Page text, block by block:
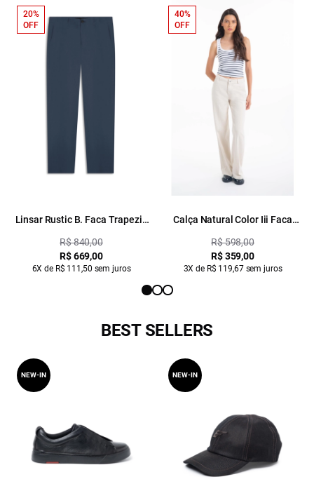
Linsar Rustic B. Faca Trapezio
R$ 840,00
R$ 669,00
6X de R$ 111,50 sem juros
20%
OFF
Calça Natural Color Iii Faca
R$ 598,00
R$ 359,00
3X de R$ 119,67 sem juros
40%
OFF
BEST SELLERS
NEW-IN NEW-IN